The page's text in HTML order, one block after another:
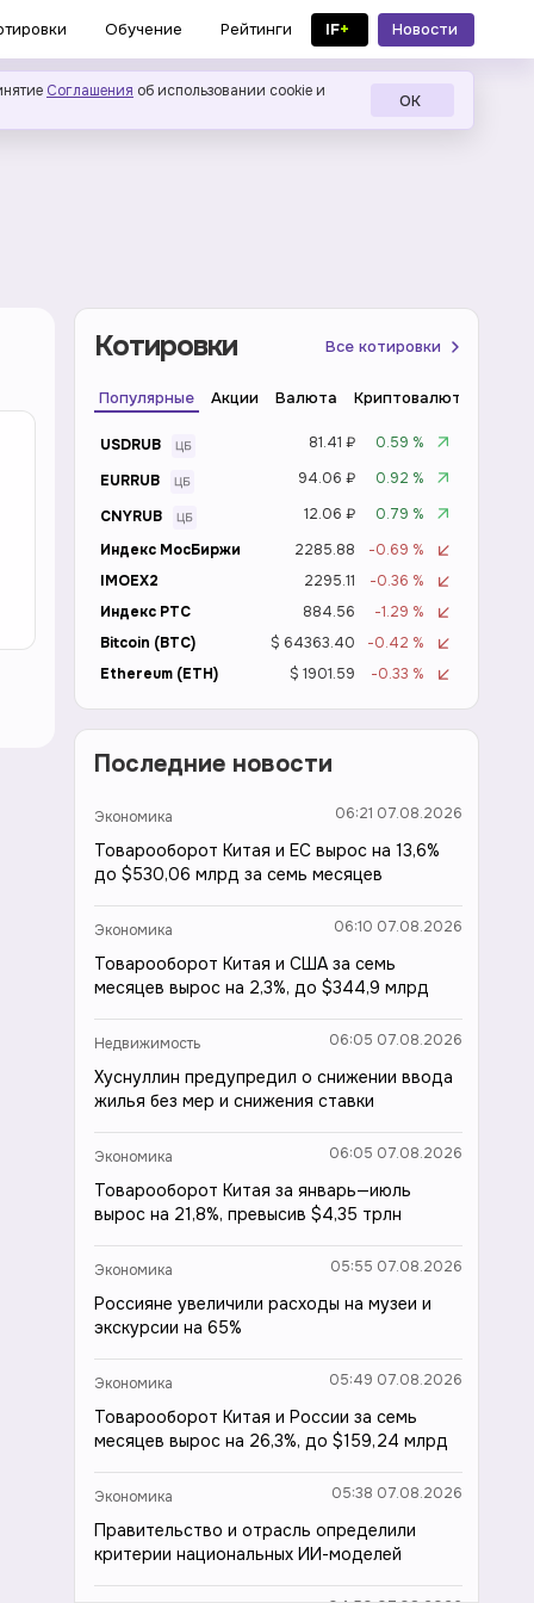
Обучение Рейтинги IF+
Новости
в MAX
Соглашения об использовании cookie и
ОК
Котировки Все котировки
Популярные Акции Валюта Криптовалюта
USDRUB 81.41 ₽
0.59 %
EURRUB
94.06 ₽
0.92 %
CNYRUB
12.06 ₽
0.79 %
Индекс МосБиржи
2285.88
-0.69 %
IMOEX2
2295.11
-0.36 %
Индекс РТС
884.56
-1.29 %
Bitcoin (BTC)
$ 64363.40
-0.42 %
Ethereum (ETH)
$ 1901.59 -0.33 %
Последние новости
Экономика 06:21 07.08.2026
Товарооборот Китая и ЕС вырос на 13,6%
до $530,06 млрд за семь месяцев
Экономика 06:10 07.08.2026
Товарооборот Китая и США за семь
месяцев вырос на 2,3%, до $344,9 млрд
Недвижимость 06:05 07.08.2026
Хуснуллин предупредил о снижении ввода
жилья без мер и снижения ставки
Экономика 06:05 07.08.2026
Товарооборот Китая за январь—июль
вырос на 21,8%, превысив $4,35 трлн
Экономика 05:55 07.08.2026
Россияне увеличили расходы на музеи и
экскурсии на 65%
Экономика 05:49 07.08.2026
Товарооборот Китая и России за семь
месяцев вырос на 26,3%, до $159,24 млрд
Экономика 05:38 07.08.2026
Правительство и отрасль определили
критерии национальных ИИ-моделей